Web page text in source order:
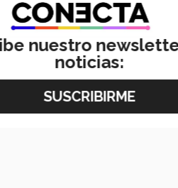
nuestro
noticias: